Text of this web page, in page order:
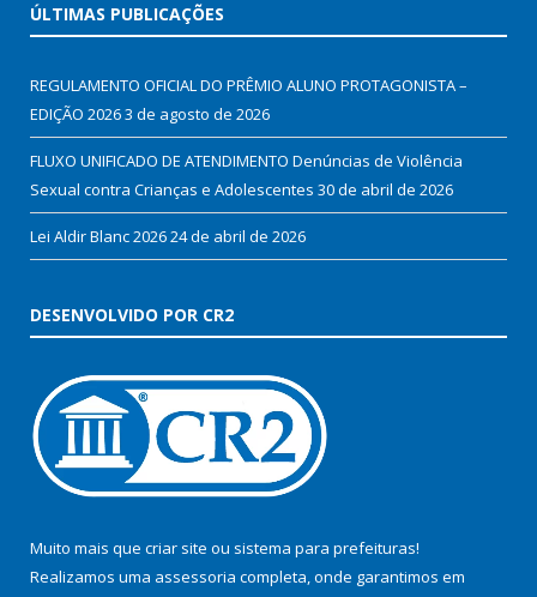
ÚLTIMAS PUBLICAÇÕES
REGULAMENTO OFICIAL DO PRÊMIO ALUNO PROTAGONISTA –
EDIÇÃO 20263 de agosto de 2026
FLUXO UNIFICADO DE ATENDIMENTO Denúncias de Violência
Sexual contra Crianças e Adolescentes 30 de abril de 2026
Lei Aldir Blanc 202624 de abril de 2026
DESENVOLVIDO POR CR2
Muito mais que criar site ou sistema para prefeituras!
Realizamos uma assessoria completa, onde garantimos em